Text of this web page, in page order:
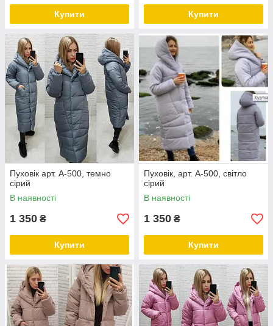
Купити Купити
Пуховік арт. А-500, темно
сірий
В наявності
1 350 ₴
Купити
Пуховік, арт. А-500, світло
сірий
В наявності
1 350 ₴
Купити